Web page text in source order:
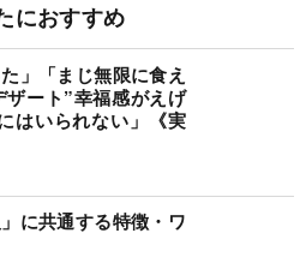
におすすめ
」「まじ無限に食え
ザート”幸福感がえげ
はいられない」《実
に共通する特徴・ワ